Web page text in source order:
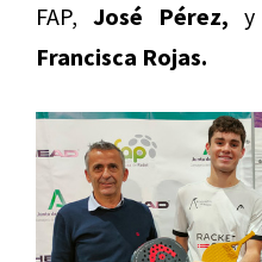
FAP, José Pérez, y
Francisca Rojas.